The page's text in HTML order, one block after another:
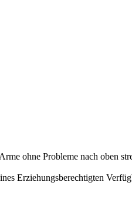
ohne Probleme nach oben
Erziehungsberechtigten